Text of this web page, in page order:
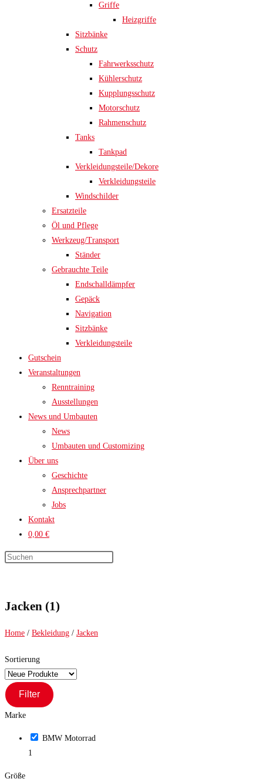
Griffe
Heizgriffe
Sitzbänke
Schutz
Fahrwerksschutz
Kühlerschutz
Kupplungsschutz
Motorschutz
Rahmenschutz
Tanks
Tankpad
Verkleidungsteile/Dekore
Verkleidungsteile
Windschilder
Ersatzteile
Öl und Pflege
Werkzeug/Transport
Ständer
Gebrauchte Teile
Endschalldämpfer
Gepäck
Navigation
Sitzbänke
Verkleidungsteile
Gutschein
Veranstaltungen
Renntraining
Ausstellungen
News und Umbauten
News
Umbauten und Customizing
Über uns
Geschichte
Ansprechpartner
Jobs
Kontakt
0,00 €
Jacken (1)
Home / Bekleidung / Jacken
Sortierung
Filter
Marke
BMW Motorrad
1
Größe